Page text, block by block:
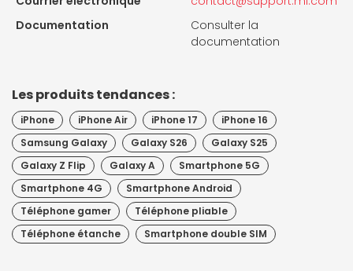
Documentation
Consulter la
documentation
Les produits tendances :
iPhone iPhone Air iPhone 17
iPhone 16
Samsung Galaxy
Galaxy S26
Galaxy S25
Galaxy Z Flip
Galaxy A
Smartphone 5G
Smartphone 4G
Smartphone Android
Téléphone gamer
Téléphone pliable
Téléphone étanche
Smartphone double SIM